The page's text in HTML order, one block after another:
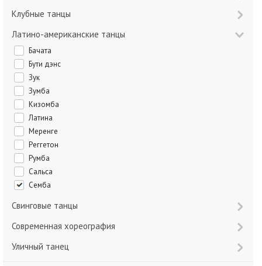
Клубные танцы
Латино-американские танцы
Бачата
Бути дэнс
Зук
Зумба
Кизомба
Латина
Меренге
Реггетон
Румба
Сальса
Семба
Свинговые танцы
Современная хореография
Уличный танец